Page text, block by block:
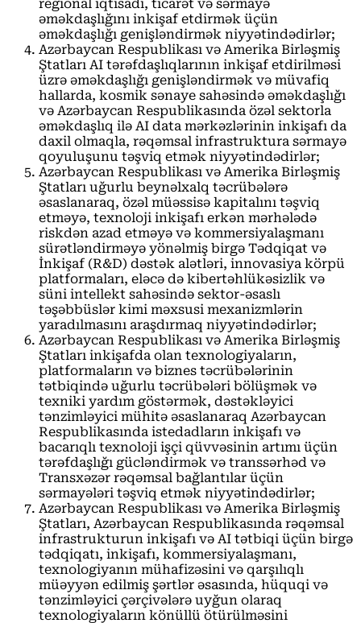
regional iqtisadi, ticarət və sərmayə
əməkdaşlığını inkişaf etdirmək üçün
əməkdaşlığı genişləndirmək niyyətindədirlər;
Azərbaycan Respublikası və Amerika Birləşmiş
Ştatları AI tərəfdaşlıqlarının inkişaf etdirilməsi
üzrə əməkdaşlığı genişləndirmək və müvafiq
hallarda, kosmik sənaye sahəsində əməkdaşlığı
və Azərbaycan Respublikasında özəl sektorla
əməkdaşlıq ilə AI data mərkəzlərinin inkişafı da
daxil olmaqla, rəqəmsal infrastruktura sərmayə
qoyuluşunu təşviq etmək niyyətindədirlər;
Azərbaycan Respublikası və Amerika Birləşmiş
Ştatları uğurlu beynəlxalq təcrübələrə
əsaslanaraq, özəl müəssisə kapitalını təşviq
etməyə, texnoloji inkişafı erkən mərhələdə
riskdən azad etməyə və kommersiyalaşmanı
sürətləndirməyə yönəlmiş birgə Tədqiqat və
İnkişaf (R&D) dəstək alətləri, innovasiya körpü
platformaları, eləcə də kibertəhlükəsizlik və
süni intellekt sahəsində sektor-əsaslı
təşəbbüslər kimi məxsusi mexanizmlərin
yaradılmasını araşdırmaq niyyətindədirlər;
Azərbaycan Respublikası və Amerika Birləşmiş
Ştatları inkişafda olan texnologiyaların,
platformaların və biznes təcrübələrinin
tətbiqində uğurlu təcrübələri bölüşmək və
texniki yardım göstərmək, dəstəkləyici
tənzimləyici mühitə əsaslanaraq Azərbaycan
Respublikasında istedadların inkişafı və
bacarıqlı texnoloji işçi qüvvəsinin artımı üçün
tərəfdaşlığı gücləndirmək və transsərhəd və
Transxəzər rəqəmsal bağlantılar üçün
sərmayələri təşviq etmək niyyətindədirlər;
Azərbaycan Respublikası və Amerika Birləşmiş
Ştatları, Azərbaycan Respublikasında rəqəmsal
infrastrukturun inkişafı və AI tətbiqi üçün birgə
tədqiqatı, inkişafı, kommersiyalaşmanı,
texnologiyanın mühafizəsini və qarşılıqlı
müəyyən edilmiş şərtlər əsasında, hüquqi və
tənzimləyici çərçivələrə uyğun olaraq
texnologiyaların könüllü ötürülməsini